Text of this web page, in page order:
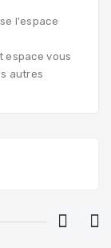
l'espace
espace vous
autres